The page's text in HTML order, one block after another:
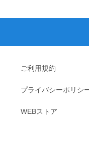
ご利用規約
プライバシーポリシ
WEBストア